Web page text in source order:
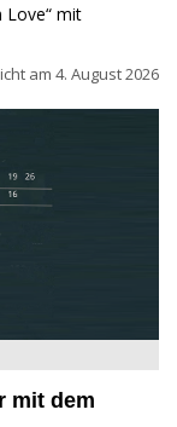
Love“ mit
am 4. August 2026
Gardasee.
mit dem